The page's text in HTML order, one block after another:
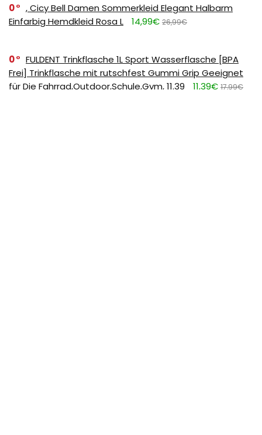
0
, Cicy Bell Damen Sommerkleid Elegant Halbarm
Einfarbig Hemdkleid Rosa L
14,99€ 26,99€
0
FULDENT Trinkflasche 1L Sport Wasserflasche [BPA
Frei] Trinkflasche mit rutschfest Gummi Grip Geeignet
für Die Fahrrad,Outdoor,Schule,Gym, 11.39
11,39€ 17,99€